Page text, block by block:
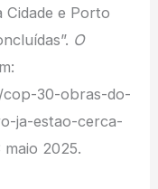
Cidade e Porto
O
cop-30-obras-do-
ja-estao-cerca-
2025.